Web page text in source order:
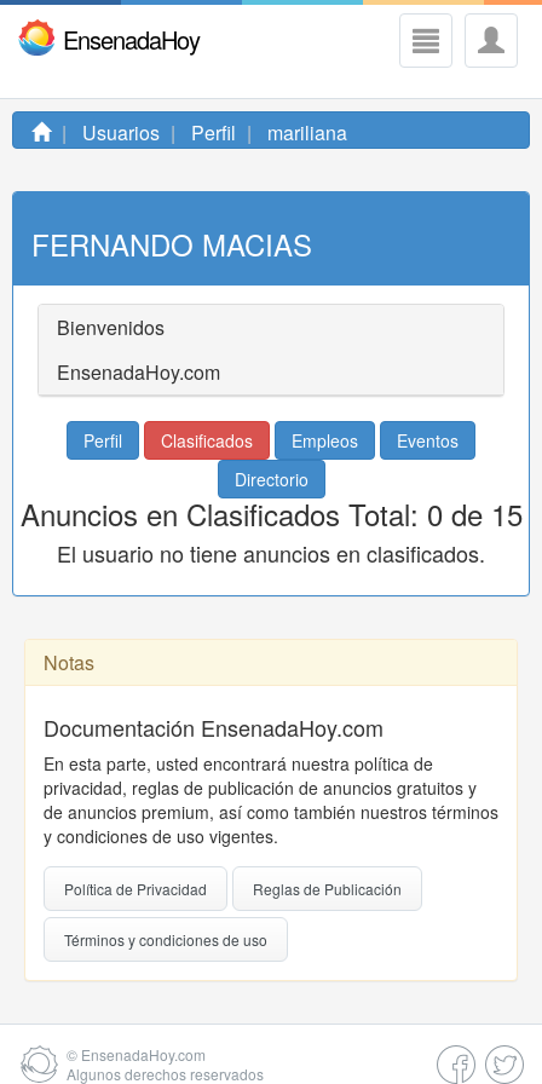
EnsenadaHoy
Usuarios Perfil mariliana
FERNANDO MACIAS
Bienvenidos
EnsenadaHoy.com
Perfil Clasificados Empleos
Eventos
Directorio
Anuncios en Clasificados Total: 0 de 15
El usuario no tiene anuncios en clasificados.
Notas
Documentación EnsenadaHoy.com
En esta parte, usted encontrará nuestra política de
privacidad, reglas de publicación de anuncios gratuitos y
de anuncios premium, así como también nuestros términos
y condiciones de uso vigentes.
Política de Privacidad Reglas de Publicación
Términos y condiciones de uso
© EnsenadaHoy.com
Algunos derechos reservados